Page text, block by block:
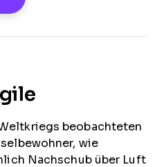
beobachteten
wie
Nachschub über Luft